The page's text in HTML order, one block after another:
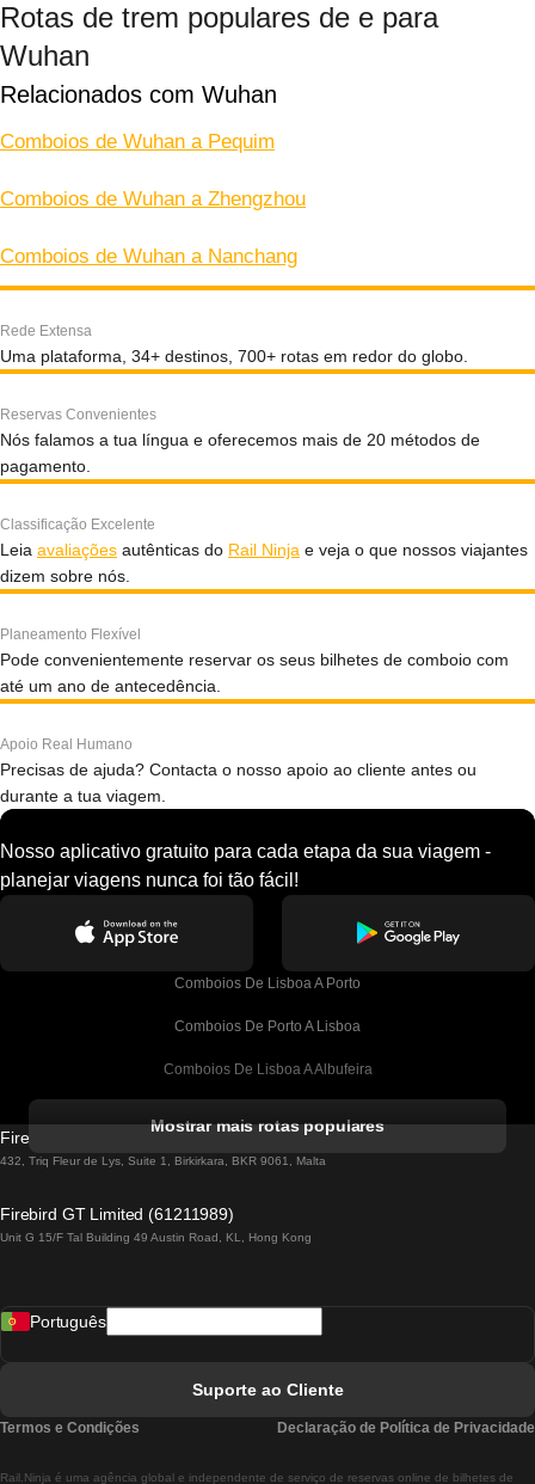
Rotas de trem populares de e para
Wuhan
Relacionados com Wuhan
Comboios de Wuhan a Pequim
Comboios de Wuhan a Zhengzhou
Comboios de Wuhan a Nanchang
Rede Extensa
Uma plataforma, 34+ destinos, 700+ rotas em redor do globo.
Reservas Convenientes
Nós falamos a tua língua e oferecemos mais de 20 métodos de
pagamento.
Classificação Excelente
Leia avaliações autênticas do Rail Ninja e veja o que nossos viajantes
dizem sobre nós.
Planeamento Flexível
Pode convenientemente reservar os seus bilhetes de comboio com
até um ano de antecedência.
Apoio Real Humano
Precisas de ajuda? Contacta o nosso apoio ao cliente antes ou
durante a tua viagem.
Nosso aplicativo gratuito para cada etapa da sua viagem -
planejar viagens nunca foi tão fácil!
Comboios De Lisboa A Porto
Comboios De Porto A Lisboa
Comboios De Lisboa A Albufeira
Comboios De Lisboa A Lagos
Comboios De Lisboa A Madrid
Mostrar mais rotas populares
Firebird GT Limited (OC 1451)
432, Triq Fleur de Lys, Suite 1, Birkirkara, BKR 9061, Malta
Firebird GT Limited (61211989)
Unit G 15/F Tal Building 49 Austin Road, KL, Hong Kong
Rail.Ninja é uma agência global e independente de serviço de reservas online de bilhetes de
Português
Suporte ao Cliente
Termos e Condições Declaração de Política de Privacidade